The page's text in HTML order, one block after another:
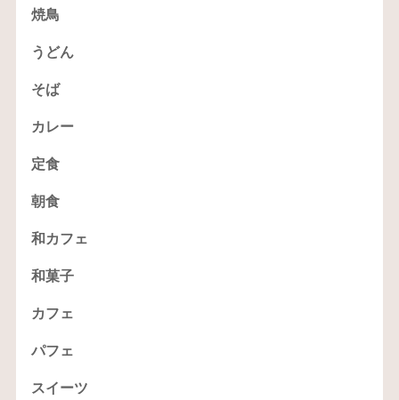
焼鳥
うどん
そば
カレー
定食
朝食
和カフェ
和菓子
カフェ
パフェ
スイーツ